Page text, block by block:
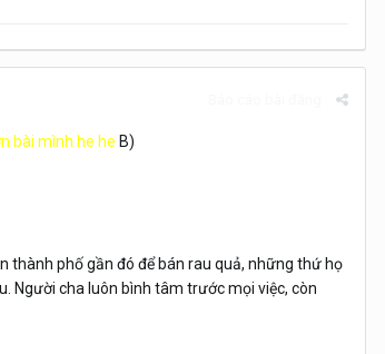
bài mình he he B)
thành phố gần đó để bán rau quả, những thứ họ
Người cha luôn bình tâm trước mọi việc, còn